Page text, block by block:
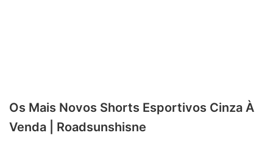
Os Mais Novos Shorts Esportivos Cinza À
Venda | Roadsunshisne